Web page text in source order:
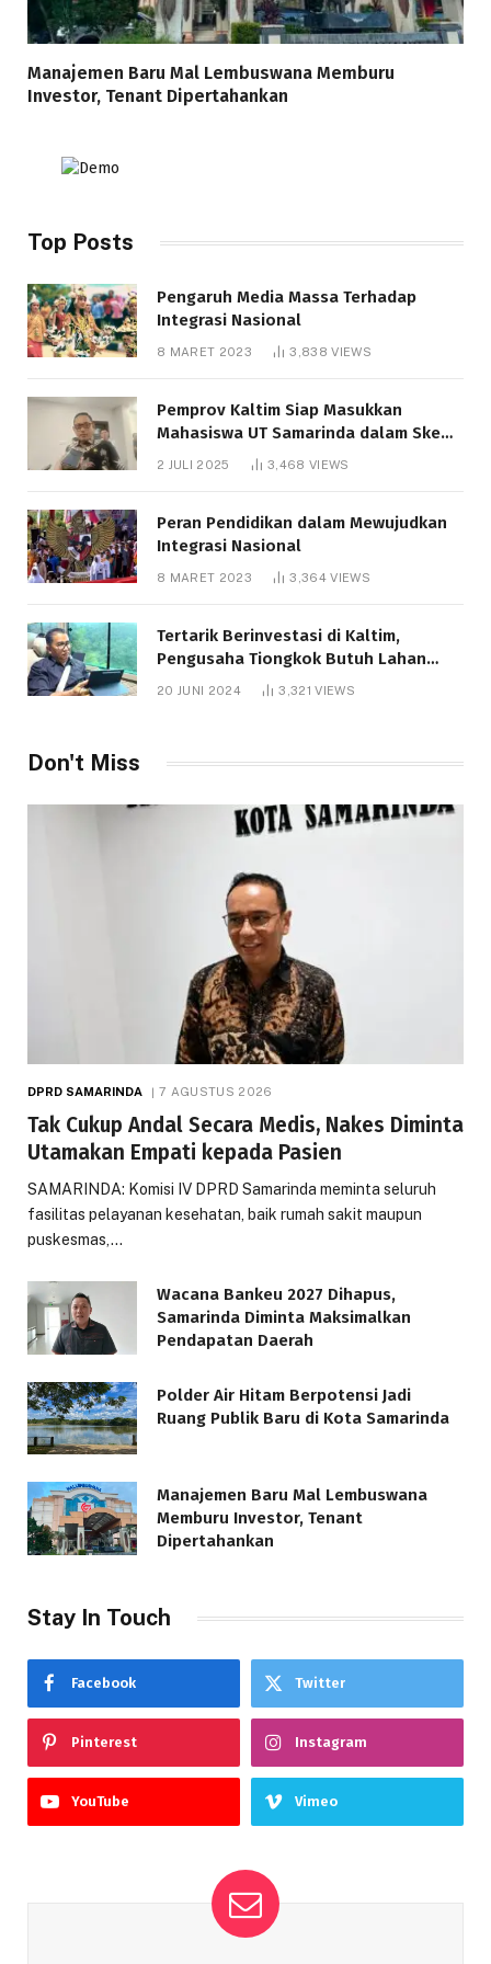
Manajemen Baru Mal Lembuswana Memburu
Investor, Tenant Dipertahankan
Top Posts
Pengaruh Media Massa Terhadap
Integrasi Nasional
8 MARET 2023 3,838VIEWS
Pemprov Kaltim Siap Masukkan
Mahasiswa UT Samarinda dalam Skema
Bantuan Pendidikan Gratispol
2 JULI 2025 3,468 VIEWS
Peran Pendidikan dalam Mewujudkan
Integrasi Nasional
8 MARET 2023 3,364VIEWS
Tertarik Berinvestasi di Kaltim,
Pengusaha Tiongkok Butuh Lahan
1.000 Hektare
20 JUNI 2024 3,321VIEWS
Don't Miss
DPRD SAMARINDA 7 AGUSTUS 2026
Tak Cukup Andal Secara Medis, Nakes Diminta
Utamakan Empati kepada Pasien
SAMARINDA: Komisi IV DPRD Samarinda meminta seluruh
fasilitas pelayanan kesehatan, baik rumah sakit maupun
puskesmas,…
Wacana Bankeu 2027 Dihapus,
Samarinda Diminta Maksimalkan
Pendapatan Daerah
Polder Air Hitam Berpotensi Jadi
Ruang Publik Baru di Kota Samarinda
Manajemen Baru Mal Lembuswana
Memburu Investor, Tenant
Dipertahankan
Stay In Touch
Facebook Twitter
Pinterest Instagram
YouTube Vimeo